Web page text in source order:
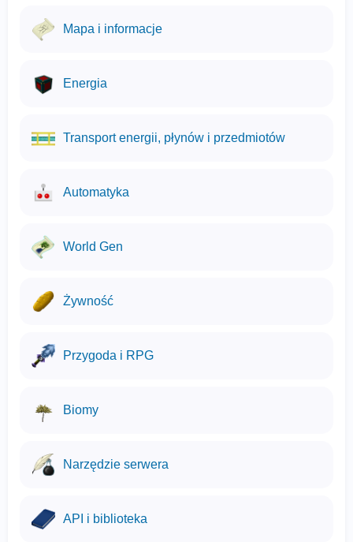
Mapa i informacje
Energia
Transport energii, płynów i przedmiotów
Automatyka
World Gen
Żywność
Przygoda i RPG
Biomy
Narzędzie serwera
API i biblioteka